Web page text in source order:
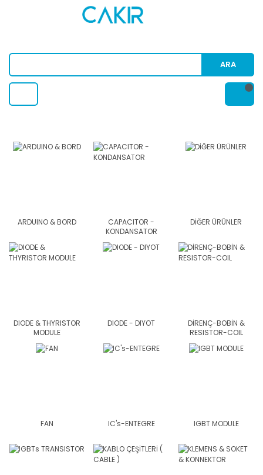
ARA
ARDUINO & BORD
CAPACITOR -
KONDANSATOR
DİĞER ÜRÜNLER
DIODE & THYRISTOR
MODULE
DIODE - DIYOT
DİRENÇ-BOBİN &
RESISTOR-COIL
FAN IC's-ENTEGRE IGBT MODULE